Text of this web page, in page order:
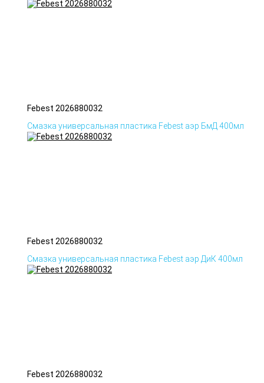
Febest 2026880032
Смазка универсальная пластика Febest аэр БмД 400мл
Febest 2026880032
Смазка универсальная пластика Febest аэр ДиК 400мл
Febest 2026880032